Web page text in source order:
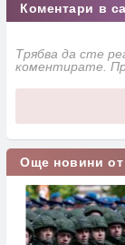
Коментари в
Трябва да сте
коментирате.
Още новини от